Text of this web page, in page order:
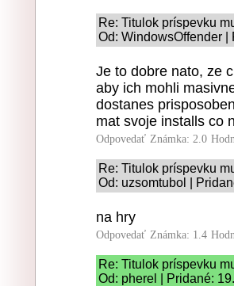
Re: Titulok príspevku
Od: WindowsOffender |
Je to dobre nato, ze
aby ich mohli
dostanes
mat svoje installs co
Odpovedať Známka: 2.0
Re: Titulok príspevku
Od: uzsomtubol |
na hry
Odpovedať Známka: 1.4
Re: Titulok príspevku
Od: pherel | Pridané: